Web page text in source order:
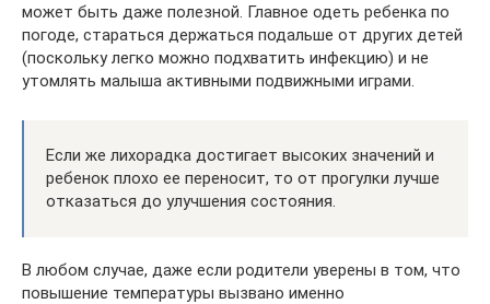
может быть даже полезной. Главное одеть ребенка по
погоде, стараться держаться подальше от других детей
(поскольку легко можно подхватить инфекцию) и не
утомлять малыша активными подвижными играми.
Если же лихорадка достигает высоких значений и
ребенок плохо ее переносит, то от прогулки лучше
отказаться до улучшения состояния.
В любом случае, даже если родители уверены в том, что
повышение температуры вызвано именно